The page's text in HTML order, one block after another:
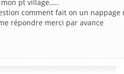
pt village…..
comment fait on un nappage
répondre merci par avance